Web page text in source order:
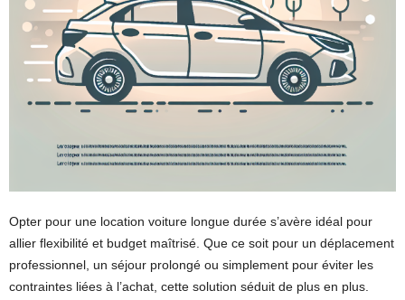
Opter pour une location voiture longue durée s’avère idéal pour
allier flexibilité et budget maîtrisé. Que ce soit pour un déplacement
professionnel, un séjour prolongé ou simplement pour éviter les
contraintes liées à l’achat, cette solution séduit de plus en plus.